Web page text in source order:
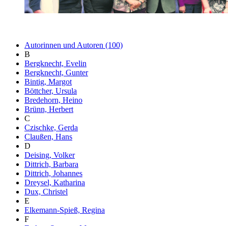
Autorinnen und Autoren (100)
B
Bergknecht, Evelin
Bergknecht, Gunter
Bintig, Margot
Böttcher, Ursula
Bredehorn, Heino
Brünn, Herbert
C
Czischke, Gerda
Claußen, Hans
D
Deising, Volker
Dittrich, Barbara
Dittrich, Johannes
Dreysel, Katharina
Dux, Christel
E
Elkemann-Spieß, Regina
F